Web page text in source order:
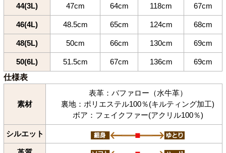
44(3L) 47cm 64cm 118cm 67cm
46(4L) 48.5cm 65cm 124cm 68cm
48(5L) 50cm 66cm 130cm 69cm
50(6L) 51.5cm 67cm 136cm 69cm
仕様表
素材
表革：バファロー（水牛革）
裏地：ポリエステル100％(キルティング加工)
ボア：フェイクファー(アクリル100％)
シルエット